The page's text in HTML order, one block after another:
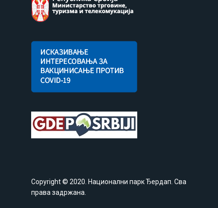
Copyright © 2020. Национални парк Ђердап. Сва
права задржана.